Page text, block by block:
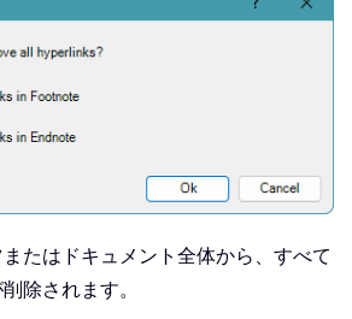
たはドキュメント全体から、すべて
除されます。